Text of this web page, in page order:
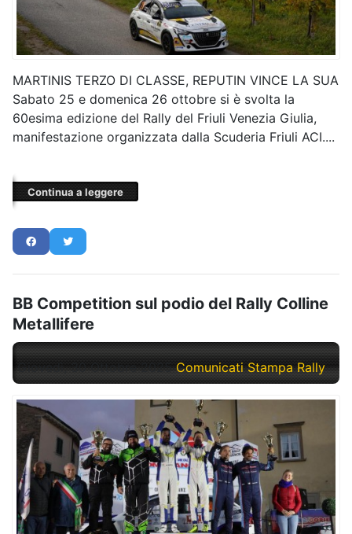
MARTINIS TERZO DI CLASSE, REPUTIN VINCE LA SUA
Sabato 25 e domenica 26 ottobre si è svolta la
60esima edizione del Rally del Friuli Venezia Giulia,
manifestazione organizzata dalla Scuderia Friuli ACI....
Continua a leggere
BB Competition sul podio del Rally Colline
Metallifere
Giovedì, 30 Ottobre 2025 Comunicati Stampa Rally